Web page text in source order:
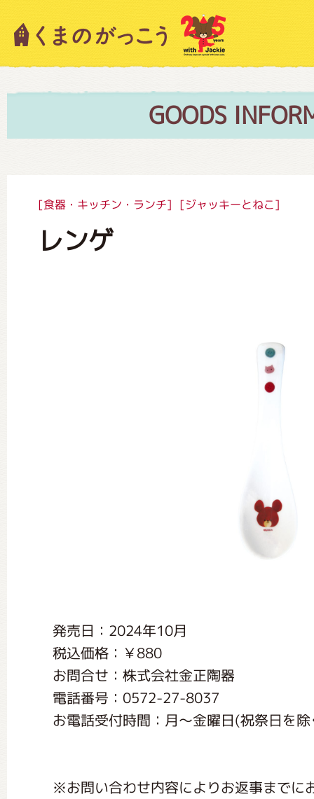
GOODS
[食器・キッチン・ランチ] [ジャッキーとねこ]
レンゲ
発売日：2024年10月
税込価格：￥880
お問合せ：株式会社金正陶器
電話番号：0572-27-8037
お電話受付時間：月〜金曜日(祝祭日を
※お問い合わせ内容によりお返事までに
キャラクター紹介
絵本・作家紹介
おたのしみコンテンツ(クイズ・
くまのがっこう しょくいんしつ
くまのがっこう 家庭科部